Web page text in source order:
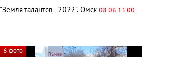
"Земля талантов - 2022". Омск 08.06 13:00
6 фото